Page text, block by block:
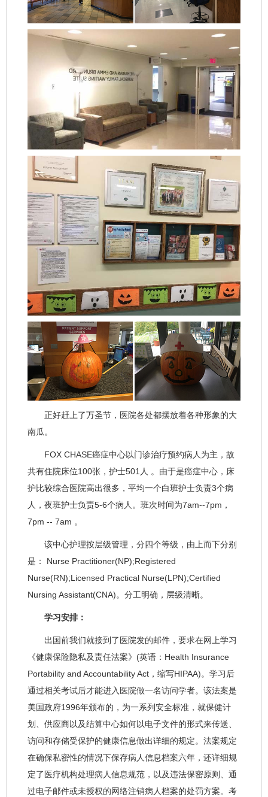
正好赶上了万圣节，医院各处都摆放着各种形象的大
南瓜。
FOX CHASE癌症中心以门诊治疗预约病人为主，故
共有住院床位100张，护士501人 。由于是癌症中心，床
护比较综合医院高出很多，平均一个白班护士负责3个病
人，夜班护士负责5-6个病人。班次时间为7am--7pm，
7pm -- 7am 。
该中心护理按层级管理，分四个等级，由上而下分别
是： Nurse Practitioner(NP);Registered
Nurse(RN);Licensed Practical Nurse(LPN);Certified
Nursing Assistant(CNA)。分工明确，层级清晰。
学习安排：
出国前我们就接到了医院发的邮件，要求在网上学习
《健康保险隐私及责任法案》(英语：Health Insurance
Portability and Accountability Act，缩写HIPAA)。学习后
通过相关考试后才能进入医院做一名访问学者。该法案是
美国政府1996年颁布的，为一系列安全标准，就保健计
划、供应商以及结算中心如何以电子文件的形式来传送、
访问和存储受保护的健康信息做出详细的规定。法案规定
在确保私密性的情况下保存病人信息档案六年，还详细规
定了医疗机构处理病人信息规范，以及违法保密原则、通
过电子邮件或未授权的网络注销病人档案的处罚方案。考